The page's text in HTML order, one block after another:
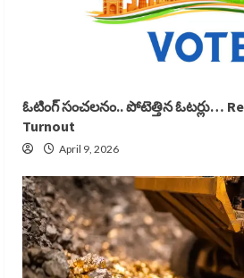
ఓటింగ్ సంచలనం.. పోటెత్తిన ఓటర్లు…
Turnout
April 9, 2026